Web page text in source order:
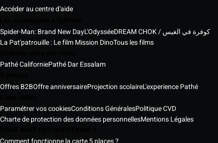
Accéder au centre d'aide
Spider-Man: Brand New DayL'Odyssée
DREAM CHOK / كوفرة في الغيس
La Pat'patrouille : Le film Mission DinoTous les films
Pathé CaliforniePathé Dar Essalam
Offres B2BOffre anniversaireProjection scolaireL'experience Pathé
Paramétrer vos cookiesConditions GénéralesPolitique CVD
Charte de protection des données personnellesMentions Légales